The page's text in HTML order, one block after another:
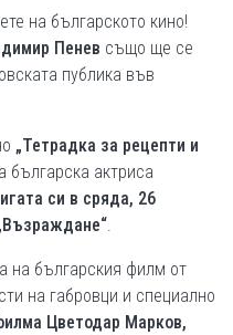
на българското кино!
Пенев също ще се
публика във
„Тетрадка за рецепти и
актриса
си в сряда, 26
.
на българския филм от
на габровци и специално
Цветодар Марков,